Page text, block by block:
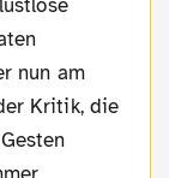
nun am
Kritik, die